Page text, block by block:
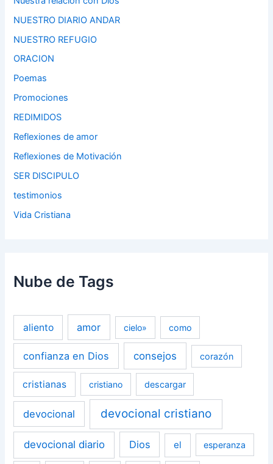
NUESTRO DIARIO ANDAR
NUESTRO REFUGIO
ORACION
Poemas
Promociones
REDIMIDOS
Reflexiones de amor
Reflexiones de Motivación
SER DISCIPULO
testimonios
Vida Cristiana
Nube de Tags
aliento amor cielo» como
confianza en Dios consejos corazón
cristianas cristiano descargar
devocional devocional cristiano
devocional diario Dios el esperanza